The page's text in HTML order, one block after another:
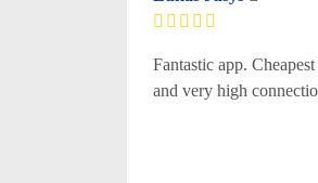
Fantastic app.
and very high